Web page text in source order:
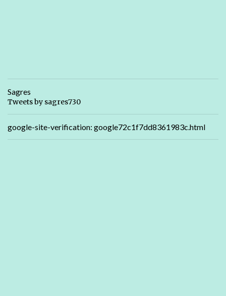
Sagres
Tweets by sagres730
google-site-verification: google72c1f7dd8361983c.html